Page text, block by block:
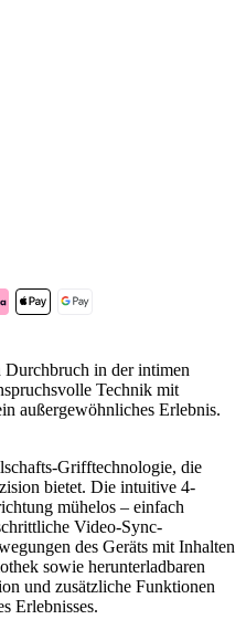
in der intimen
Technik mit
außergewöhnliches Erlebnis.
Grifftechnologie, die
bietet. Die intuitive 4-
mühelos – einfach
Video-Sync-
des Geräts mit Inhalten
sowie herunterladbaren
und zusätzliche Funktionen
Erlebnisses.